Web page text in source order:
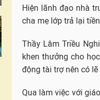
Hiện lãnh đạo nhà
cha mẹ lớp trả lại
Thầy Lâm Triều
khen thưởng cho
động tài trợ nên có
Qua làm việc với